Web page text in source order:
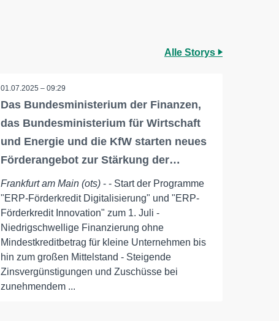
Alle Storys
01.07.2025 – 09:29
Das Bundesministerium der Finanzen,
das Bundesministerium für Wirtschaft
und Energie und die KfW starten neues
Förderangebot zur Stärkung der…
Frankfurt am Main (ots) - - Start der Programme
"ERP-Förderkredit Digitalisierung" und "ERP-
Förderkredit Innovation" zum 1. Juli -
Niedrigschwellige Finanzierung ohne
Mindestkreditbetrag für kleine Unternehmen bis
hin zum großen Mittelstand - Steigende
Zinsvergünstigungen und Zuschüsse bei
zunehmendem ...